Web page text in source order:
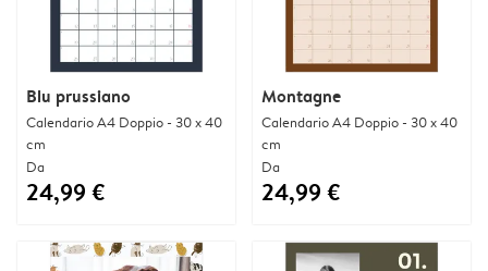
Blu prussiano
Calendario A4 Doppio - 30 x 40
cm
Da
24,99 €
Montagne
Calendario A4 Doppio - 30 x 40
cm
Da
24,99 €